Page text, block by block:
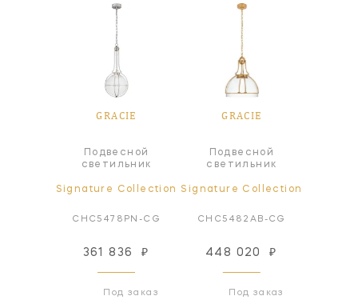
GRACIE
Подвесной
светильник
Signature Collection
CHC5478PN-CG
361 836 ₽
Под заказ
GRACIE
Подвесной
светильник
Signature Collection
CHC5482AB-CG
448 020 ₽
Под заказ